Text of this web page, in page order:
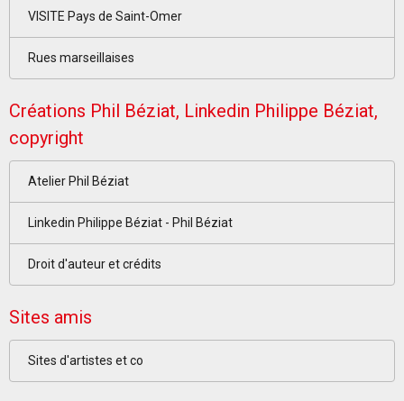
VISITE Pays de Saint-Omer
Rues marseillaises
Créations Phil Béziat, Linkedin Philippe Béziat,
copyright
Atelier Phil Béziat
Linkedin Philippe Béziat - Phil Béziat
Droit d'auteur et crédits
Sites amis
Sites d'artistes et co